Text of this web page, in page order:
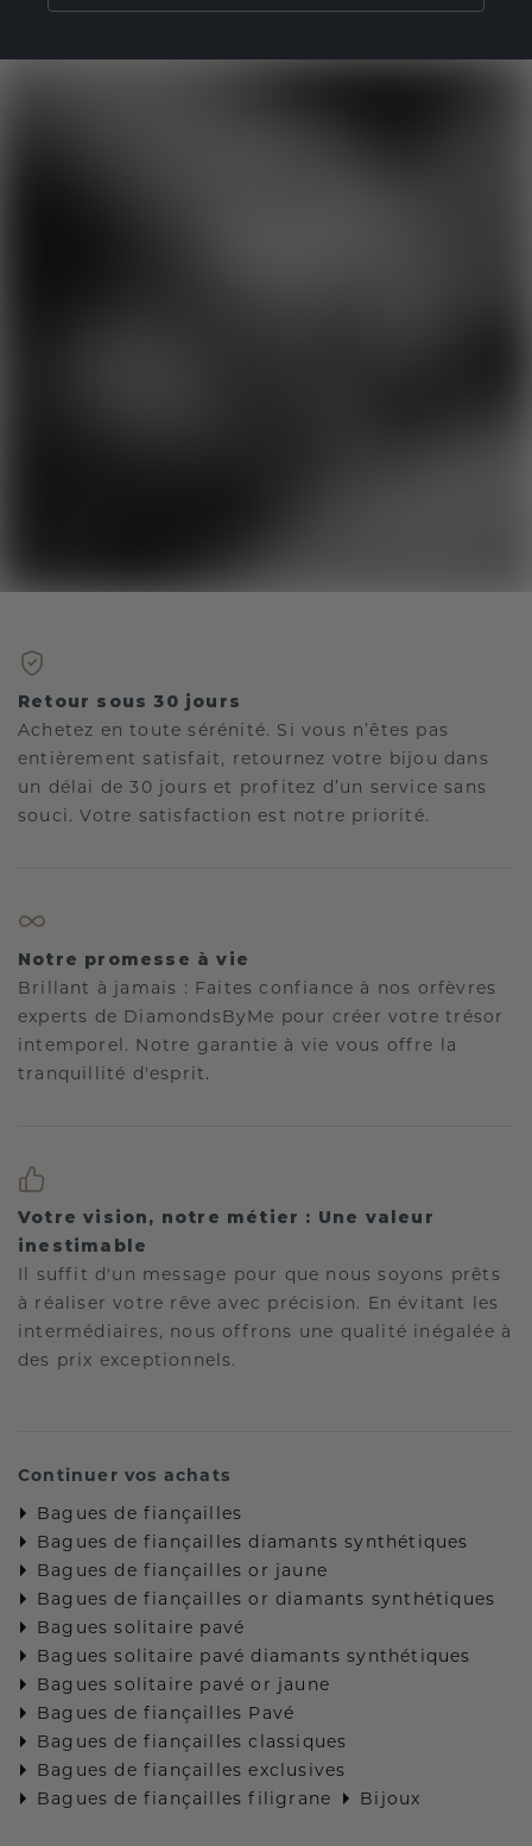
Retour sous 30 jours
Achetez en toute sérénité. Si vous n’êtes pas
entièrement satisfait, retournez votre bijou dans
un délai de 30 jours et profitez d’un service sans
souci. Votre satisfaction est notre priorité.
Notre promesse à vie
Brillant à jamais : Faites confiance à nos orfèvres
experts de DiamondsByMe pour créer votre trésor
intemporel. Notre garantie à vie vous offre la
tranquillité d'esprit.
Votre vision, notre métier : Une valeur
inestimable
Il suffit d'un message pour que nous soyons prêts
à réaliser votre rêve avec précision. En évitant les
intermédiaires, nous offrons une qualité inégalée à
des prix exceptionnels.
Continuer vos achats
Bagues de fiançailles
Bagues de fiançailles diamants synthétiques
Bagues de fiançailles or jaune
Bagues de fiançailles or diamants synthétiques
Bagues solitaire pavé
Bagues solitaire pavé diamants synthétiques
Bagues solitaire pavé or jaune
Bagues de fiançailles Pavé
Bagues de fiançailles classiques
Bagues de fiançailles exclusives
Bagues de fiançailles filigrane
Bijoux